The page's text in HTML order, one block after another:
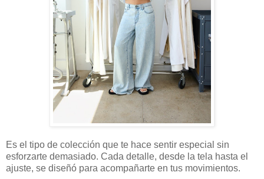
Es el tipo de colección que te hace sentir especial sin
esforzarte demasiado. Cada detalle, desde la tela hasta el
ajuste, se diseñó para acompañarte en tus movimientos.